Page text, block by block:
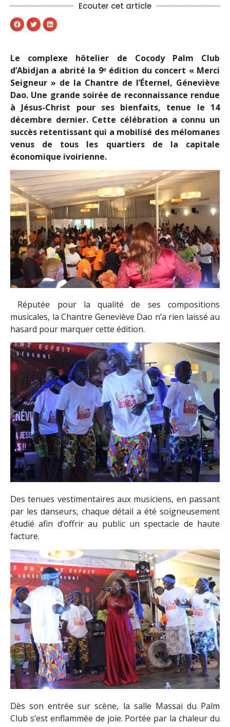
Ecouter cet article
Le complexe hôtelier de Cocody Palm Club
d’Abidjan a abrité la 9ᵉ édition du concert « Merci
Seigneur » de la Chantre de l’Éternel, Géneviève
Dao. Une grande soirée de reconnaissance rendue
à Jésus-Christ pour ses bienfaits, tenue le 14
décembre dernier. Cette célébration a connu un
succès retentissant qui a mobilisé des mélomanes
venus de tous les quartiers de la capitale
économique ivoirienne.
Réputée pour la qualité de ses compositions
musicales, la Chantre Geneviève Dao n’a rien laissé au
hasard pour marquer cette édition.
Des tenues vestimentaires aux musiciens, en passant
par les danseurs, chaque détail a été soigneusement
étudié afin d’offrir au public un spectacle de haute
facture.
Dès son entrée sur scène, la salle Massaï du Palm
Club s’est enflammée de joie. Portée par la chaleur du